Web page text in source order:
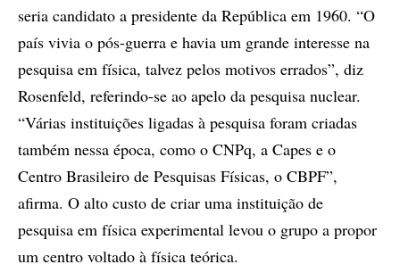
seria candidato a presidente da República em 1960. “O
país vivia o pós-guerra e havia um grande interesse na
pesquisa em física, talvez pelos motivos errados”, diz
Rosenfeld, referindo-se ao apelo da pesquisa nuclear.
“Várias instituições ligadas à pesquisa foram criadas
também nessa época, como o CNPq, a Capes e o
Centro Brasileiro de Pesquisas Físicas, o CBPF”,
afirma. O alto custo de criar uma instituição de
pesquisa em física experimental levou o grupo a propor
um centro voltado à física teórica.